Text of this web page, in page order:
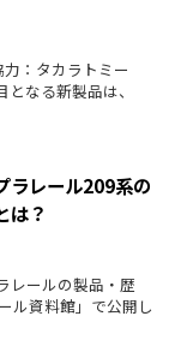
：タカラトミー
なる新製品は、
ラレール209系の
は？
ールの製品・歴
ル資料館」で公開し